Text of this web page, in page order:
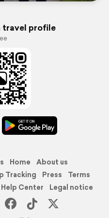
travel profile
Home
About us
Tracking Press
Terms
Help Center
Legal notice